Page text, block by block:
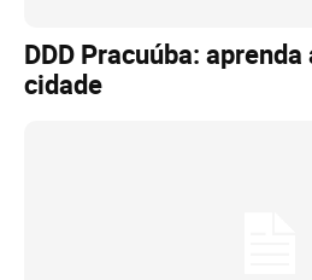
DDD Pracuúba:
cidade